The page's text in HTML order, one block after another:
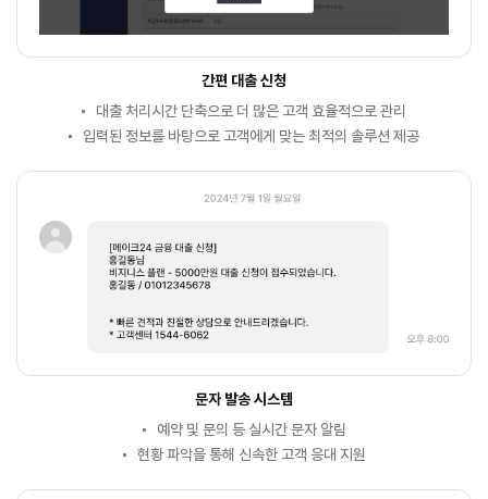
간편 대출 신청
대출 처리시간 단축으로 더 많은 고객 효율적으로 관리
입력된 정보를 바탕으로 고객에게 맞는 최적의 솔루션 제공
문자 발송 시스템
예약 및 문의 등 실시간 문자 알림
현황 파악을 통해 신속한 고객 응대 지원